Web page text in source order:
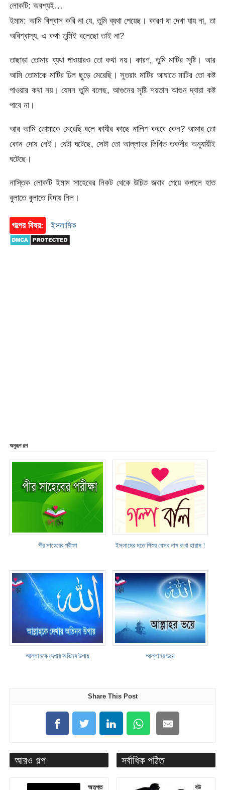
লোকটি: অবশ্যই…
ইমাম: আমি বিশ্বাস করি না যে, তুমি ব্যথা পেয়েছ। কারণ যা দেখা যায় না, তা
অবিশ্বাস্য, এ কথা তুমিই বলেছো তাই না?
তাছাড়া তোমার ব্যথা পাওয়ারও তো কথা নয়। কারণ, তুমি মাটির সৃষ্টি। আর
আমি তোমাকে মাটির ঢিল ছুড়ে মেরেছি। সুতরাং মাটির আঘাতে মাটির তো কষ্ট
পাওয়ার কথা নয়। যেমন তুমি বলেছ, আগুনের সৃষ্টি শয়তান আগুন দ্বারা কষ্ট
পাবে না।
আর আমি তোমাকে মেরেছি বলে কাযীর কাছে নালিশ করবে কেন? আমার তো
কোন দোষ নেই। যেটা ঘটেছে, সেটা তো আল্লাহর লিখিত তকদীর অনুযায়ীই
ঘটেছে।
নাস্তিক লোকটি ইমাম সাহেবের নিকট থেকে উচিত জবাব পেয়ে কপালে হাত
বুলাতে বুলাতে বিদায় নিল।
গল্পের বিষয়: ইসলামিক
অনুরূপ গল্প
পীর সাহেবের পরীক্ষা ইসলামের মতে শিশুর যেসব নাম রাখা হারাম !
আল্লাহকে দেখার অভিনব উপায় আল্লাহর ভয়ে
Share This Post
আরও গল্প
অতৃপ্ত
সর্বাধিক পঠিত
বউ